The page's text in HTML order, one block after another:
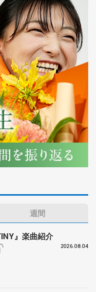
週間
』楽曲紹介
2026.08.04